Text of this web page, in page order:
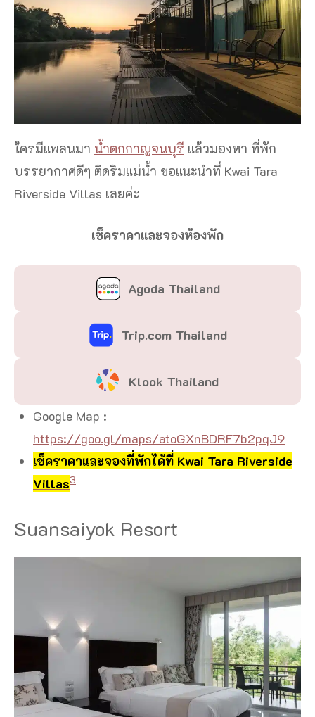
ใครมีแพลนมา น้ำตกกาญจนบุรี แล้วมองหา ที่พัก
บรรยากาศดีๆ ติดริมแม่น้ำ ขอแนะนำที่ Kwai Tara
Riverside Villas เลยค่ะ
เช็คราคาและจองห้องพัก
Agoda Thailand
Trip.com Thailand
Klook Thailand
Google Map :
https://goo.gl/maps/atoGXnBDRF7b2pqJ9
เช็คราคาและจองที่พักได้ที่ Kwai Tara Riverside
Villas3
Suansaiyok Resort